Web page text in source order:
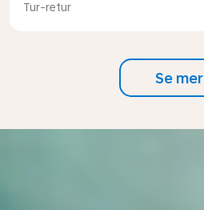
Tur-retur
Se mer